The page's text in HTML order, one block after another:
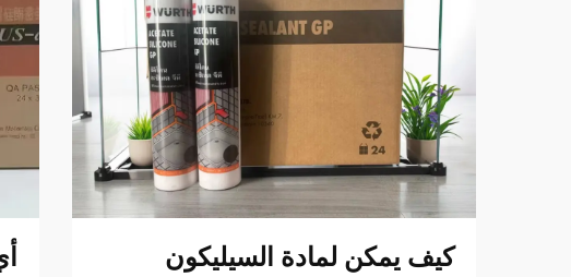
كيف يمكن لمادة السيليكون